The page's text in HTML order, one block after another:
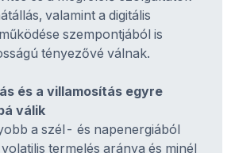
valamint a digitális
szempontjából is
tényezővé válnak.
és a villamosítás egyre
válik
a szél- és napenergiából
termelés aránya és minél